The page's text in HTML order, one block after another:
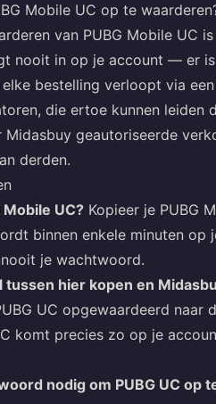
Mobile UC op te
van PUBG Mobile UC
nooit in op je account — er
bestelling verloopt via
die ertoe kunnen leiden
Midasbuy geautoriseerde
derden.
Mobile UC? Kopieer je PUBG
binnen enkele minuten
je wachtwoord.
tussen hier kopen en
UC opgewaardeerd naar
komt precies zo op je
nodig om PUBG UC op